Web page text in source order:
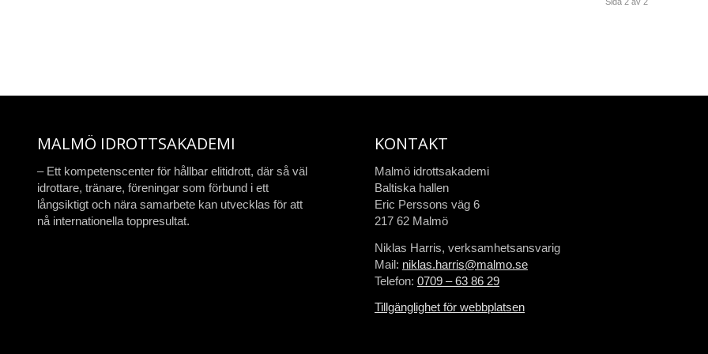
MALMÖ IDROTTSAKADEMI
– Ett kompetenscenter för hållbar elitidrott, där så väl
idrottare, tränare, föreningar som förbund i ett
långsiktigt och nära samarbete kan utvecklas för att
nå internationella toppresultat.
KONTAKT
Malmö idrottsakademi
Baltiska hallen
Eric Perssons väg 6
217 62 Malmö
Niklas Harris, verksamhetsansvarig
Mail: niklas.harris@malmo.se
Telefon:0709 – 63 86 29
Tillgänglighet för webbplatsen